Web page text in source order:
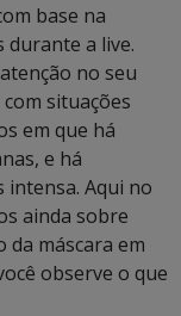
base na
durante a live.
no seu
situações
em que há
e há
intensa. Aqui no
ainda sobre
da máscara em
observe o que